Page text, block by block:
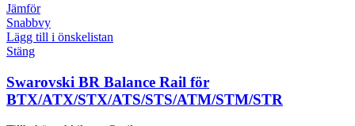
Jämför
Snabbvy
Lägg till i önskelistan
Stäng
Swarovski BR Balance Rail för
BTX/ATX/STX/ATS/STS/ATM/STM/STR